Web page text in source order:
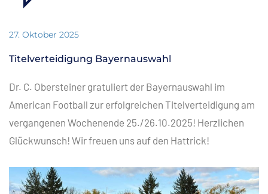
27. Oktober 2025
Titelverteidigung Bayernauswahl
Dr. C. Obersteiner gratuliert der Bayernauswahl im
American Football zur erfolgreichen Titelverteidigung am
vergangenen Wochenende 25./26.10.2025! Herzlichen
Glückwunsch! Wir freuen uns auf den Hattrick!